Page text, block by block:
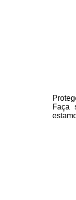
Faça